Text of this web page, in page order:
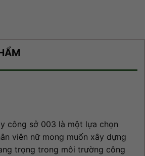
công sở 003 là một lựa chọn
viên nữ mong muốn xây dựng
trọng trong môi trường công